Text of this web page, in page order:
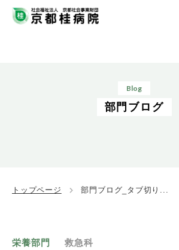
Blog
部門ブログ
トップページ 部門ブログ_タブ切り...
栄養部門 救急科